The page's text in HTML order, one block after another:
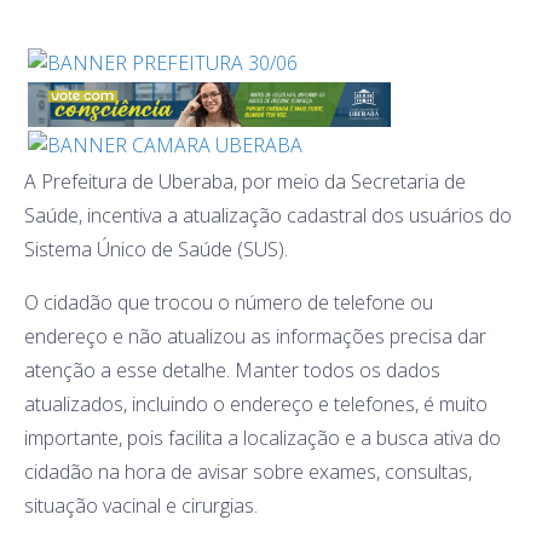
A Prefeitura de Uberaba, por meio da Secretaria de
Saúde, incentiva a atualização cadastral dos usuários do
Sistema Único de Saúde (SUS).
O cidadão que trocou o número de telefone ou
endereço e não atualizou as informações precisa dar
atenção a esse detalhe. Manter todos os dados
atualizados, incluindo o endereço e telefones, é muito
importante, pois facilita a localização e a busca ativa do
cidadão na hora de avisar sobre exames, consultas,
situação vacinal e cirurgias.